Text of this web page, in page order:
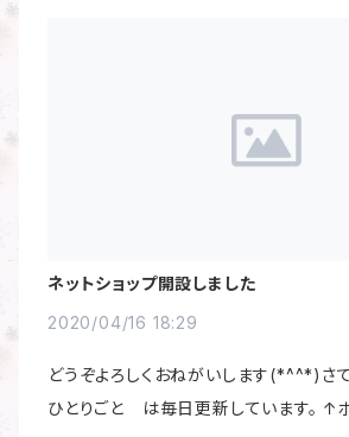
ネットショップ開設しました
2020/04/16 18:29
どうぞよろしくおねがいします(*^^*)さ
ひとりごと は毎日更新しています。 ↑